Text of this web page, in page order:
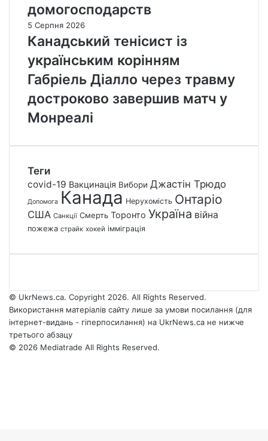
домогосподарств
5 Серпня 2026
Канадський тенісист із
українським корінням
Габріель Діалло через травму
достроково завершив матч у
Монреалі
Теги
covid-19 Вакцинація Вибори Джастін Трюдо
Допомога Канада Нерухомість Онтаріо
США Санкції Смерть Торонто Україна війна
пожежа страйк хокей імміграція
© UkrNews.ca. Copyright 2026. All Rights Reserved.
Використання матеріалів сайту лише за умови посилання (для
інтернет-видань - гіперпосилання) на UkrNews.ca не нижче
третього абзацу
© 2026 Mediatrade All Rights Reserved.